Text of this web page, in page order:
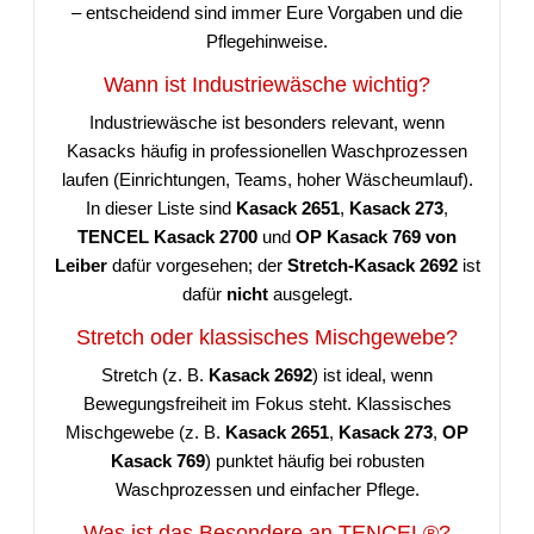
– entscheidend sind immer Eure Vorgaben und die
Pflegehinweise.
Wann ist Industriewäsche wichtig?
Industriewäsche ist besonders relevant, wenn
Kasacks häufig in professionellen Waschprozessen
laufen (Einrichtungen, Teams, hoher Wäscheumlauf).
In dieser Liste sind Kasack 2651, Kasack 273,
TENCEL Kasack 2700 und OP Kasack 769 von
Leiberdafür vorgesehen; der Stretch-Kasack 2692ist
dafür nichtausgelegt.
Stretch oder klassisches Mischgewebe?
Stretch (z. B. Kasack 2692) ist ideal, wenn
Bewegungsfreiheit im Fokus steht. Klassisches
Mischgewebe (z. B. Kasack 2651, Kasack 273, OP
Kasack 769) punktet häufig bei robusten
Waschprozessen und einfacher Pflege.